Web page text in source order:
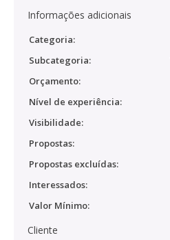
Informações adicionais
Categoria:
Subcategoria:
Orçamento:
Nível de experiência:
Visibilidade:
Propostas:
Propostas excluídas:
Interessados:
Valor Mínimo:
Cliente